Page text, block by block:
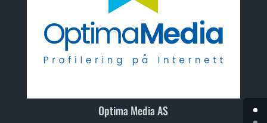
Optima Media AS